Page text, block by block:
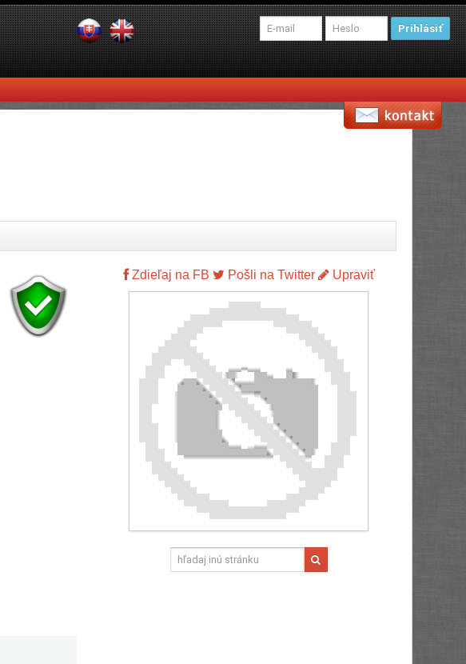
Prihlásiť
Zdieľaj na FB Pošli na Twitter Upraviť